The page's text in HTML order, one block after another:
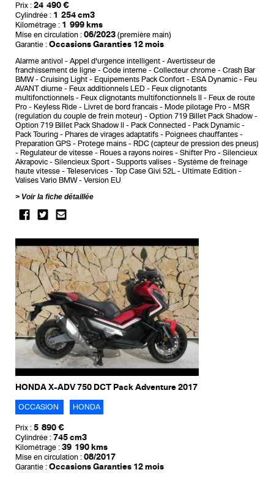
Prix : 24 490 €
Cylindrée : 1 254 cm3
Kilométrage : 1 999 kms
Mise en circulation : 06/2023 (première main)
Garantie : Occasions Garanties 12 mois
Alarme antivol Appel d'urgence intelligent
Avertisseur de
franchissement de ligne
Code interne Collecteur chrome
Crash Bar
BMW
Cruising Light Equipements Pack Confort ESA Dynamic
Feu
AVANT diurne
Feux additionnels LED
Feux clignotants
multifonctionnels
Feux clignotants multifonctionnels II
Feux de route
Pro
Keyless Ride Livret de bord francais Mode pilotage Pro
MSR
(regulation du couple de frein moteur)
Option 719 Billet Pack Shadow
Option 719 Billet Pack Shadow II
Pack Connected
Pack Dynamic
Pack Touring
Phares de virages adaptatifs
Poignees chauffantes
Preparation GPS
Protege mains
RDC (capteur de pression des pneus)
Regulateur de vitesse
Roues a rayons noires Shifter Pro
Silencieux
Akrapovic
Silencieux Sport Supports valises
Système de freinage
haute vitesse
Teleservices Top Case Givi 52L
Ultimate Edition
Valises Vario BMW
Version EU
Voir la fiche détaillée
HONDA X-ADV 750 DCT Pack Adventure 2017
OCCASION HONDA
Prix : 5 890 €
Cylindrée : 745 cm3
Kilométrage : 39 190 kms
Mise en circulation : 08/2017
Garantie : Occasions Garanties 12 mois